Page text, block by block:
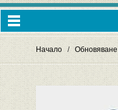
Начало Обновяване